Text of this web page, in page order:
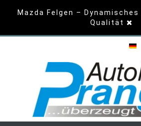
Mazda Felgen – Dynamisches
Qualität